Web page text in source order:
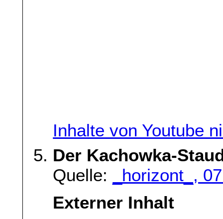
Inhalte von Youtube
Der Kachowka-
Quelle:
_horizont_,
Externer Inhalt